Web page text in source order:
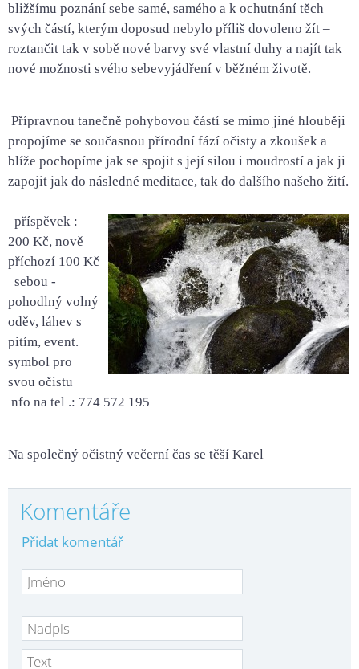
bližšímu poznání sebe samé, samého a k ochutnání těch
svých částí, kterým doposud nebylo příliš dovoleno žít –
roztančit tak v sobě nové barvy své vlastní duhy a najít tak
nové možnosti svého sebevyjádření v běžném životě.
Přípravnou tanečně pohybovou částí se mimo jiné hlouběji
propojíme se současnou přírodní fází očisty a zkoušek a
blíže pochopíme jak se spojit s její silou i moudrostí a jak ji
zapojit jak do následné meditace, tak do dalšího našeho žití.
příspěvek :
200 Kč, nově
příchozí 100 Kč
sebou -
pohodlný volný
oděv, láhev s
pitím, event.
symbol pro
svou očistu
nfo na tel .: 774 572 195
Na společný očistný večerní čas se těší Karel
Komentáře
Přidat komentář